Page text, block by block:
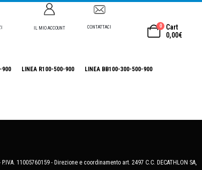
IL MIO ACCOUNT CONTATTACI 0
Cart
0,00€
900 LINEA R100-500-900 LINEA BB100-300-500-900
11005760159 - Direzione e coordinamento art. 2497 C.C. DECATHLON SA,